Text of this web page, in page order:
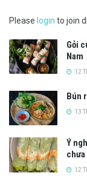
Please login to join
Gỏi
Nam
12
Bún
13
Ý
12